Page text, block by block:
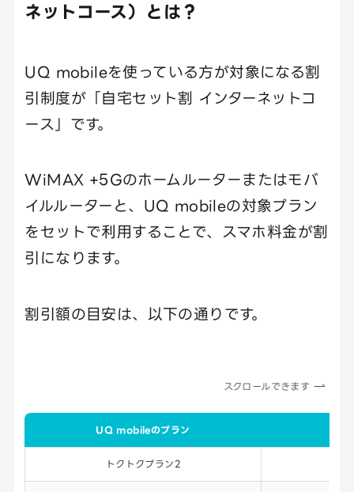
ネットコース）とは？
UQ mobileを使っている方が対象になる割
引制度が「自宅セット割 インターネットコ
ース」です。
WiMAX +5Gのホームルーターまたはモバ
イルルーターと、UQ mobileの対象プラン
をセットで利用することで、スマホ料金が割
引になります。
割引額の目安は、以下の通りです。
スクロールできます
UQ mobileのプラン
トクトクプラン2